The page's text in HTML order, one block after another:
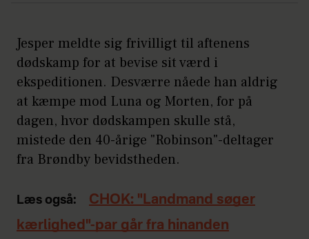
Jesper meldte sig frivilligt til aftenens
dødskamp for at bevise sit værd i
ekspeditionen. Desværre nåede han aldrig
at kæmpe mod Luna og Morten, for på
dagen, hvor dødskampen skulle stå,
mistede den 40-årige "Robinson"-deltager
fra Brøndby bevidstheden.
Læs også:
CHOK: "Landmand søger
kærlighed"-par går fra hinanden